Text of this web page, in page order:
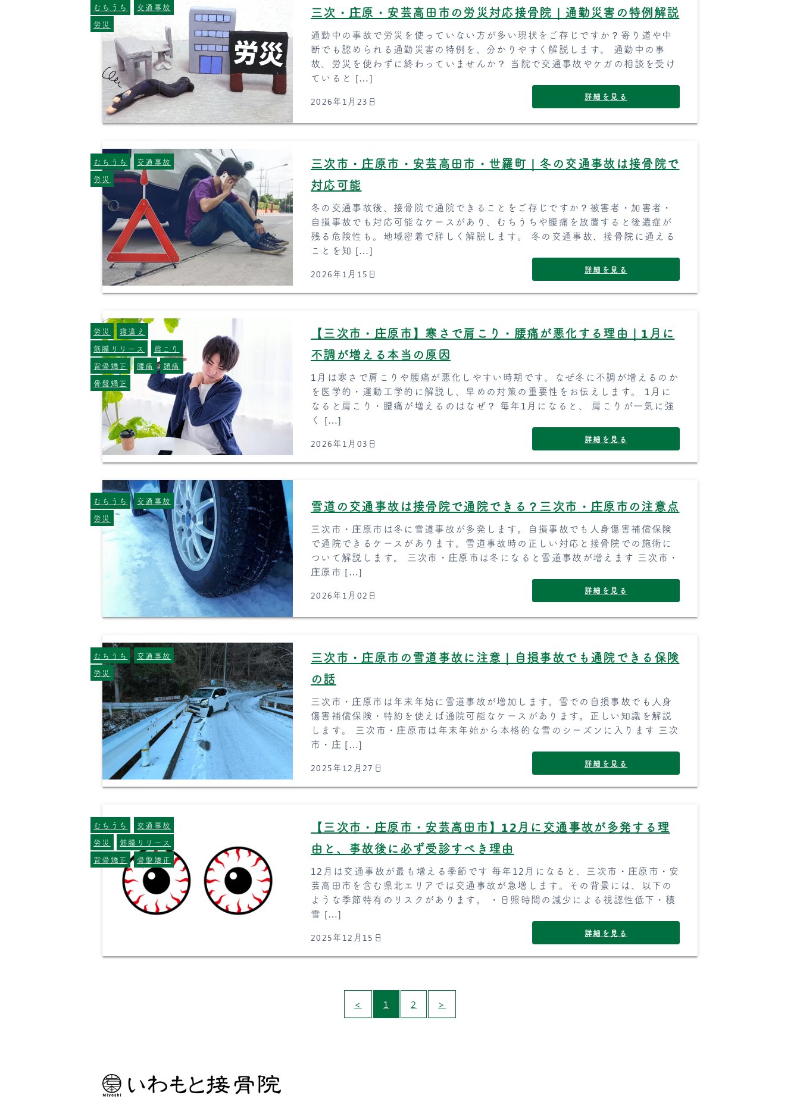
三次・庄原・安芸高田市の労災対応接骨院｜通勤災害の特例解説
通勤中の事故で労災を使っていない方が多い現状をご存じですか？寄り道や中
断でも認められる通勤災害の特例を、分かりやすく解説します。 通勤中の事
故、労災を使わずに終わっていませんか？ 当院で交通事故やケガの相談を受け
ていると […]
2026年1月23日 詳細を見る
むちうち
交通事故
労災
三次市・庄原市・安芸高田市・世羅町｜冬の交通事故は接骨院で
対応可能
冬の交通事故後、接骨院で通院できることをご存じですか？被害者・加害者・
自損事故でも対応可能なケースがあり、むちうちや腰痛を放置すると後遺症が
残る危険性も。地域密着で詳しく解説します。 冬の交通事故、接骨院に通える
ことを知 […]
2026年1月15日 詳細を見る
むちうち
交通事故
労災
【三次市・庄原市】寒さで肩こり・腰痛が悪化する理由｜1月に
不調が増える本当の原因
1月は寒さで肩こりや腰痛が悪化しやすい時期です。なぜ冬に不調が増えるのか
を医学的・運動工学的に解説し、早めの対策の重要性をお伝えします。 1月に
なると肩こり・腰痛が増えるのはなぜ？ 毎年1月になると、 肩こりが一気に強
く […]
2026年1月03日 詳細を見る
労災
寝違え
筋膜リリース
肩こり
背骨矯正
腰痛
頭痛
骨盤矯正
雪道の交通事故は接骨院で通院できる？三次市・庄原市の注意点
三次市・庄原市は冬に雪道事故が多発します。自損事故でも人身傷害補償保険
で通院できるケースがあります。雪道事故時の正しい対応と接骨院での施術に
ついて解説します。 三次市・庄原市は冬になると雪道事故が増えます 三次市・
庄原市 […]
2026年1月02日 詳細を見る
むちうち
交通事故
労災
三次市・庄原市の雪道事故に注意｜自損事故でも通院できる保険
の話
三次市・庄原市は年末年始に雪道事故が増加します。雪での自損事故でも人身
傷害補償保険・特約を使えば通院可能なケースがあります。正しい知識を解説
します。 三次市・庄原市は年末年始から本格的な雪のシーズンに入ります 三次
市・庄 […]
2025年12月27日 詳細を見る
むちうち
交通事故
労災
【三次市・庄原市・安芸高田市】12月に交通事故が多発する理
由と、事故後に必ず受診すべき理由
12月は交通事故が最も増える季節です 毎年12月になると、三次市・庄原市・安
芸高田市を含む県北エリアでは交通事故が急増します。その背景には、以下の
ような季節特有のリスクがあります。 ・日照時間の減少による視認性低下・積
雪 […]
2025年12月15日 詳細を見る
むちうち
交通事故
労災
筋膜リリース
背骨矯正
骨盤矯正
< 1 2 >